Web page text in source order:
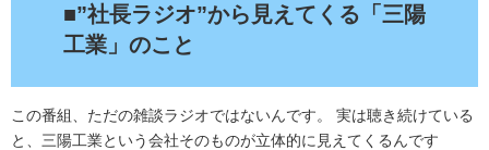
■”社長ラジオ”から見えてくる「三陽
工業」のこと
この番組、ただの雑談ラジオではないんです。 実は聴き続けている
と、三陽工業という会社そのものが立体的に見えてくるんです